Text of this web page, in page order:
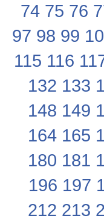
74 75 76
97 98 99
115 116
132 133
148 149
164 165
180 181
196 197
212 213